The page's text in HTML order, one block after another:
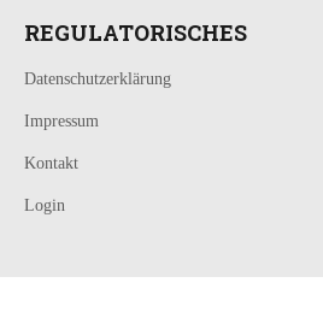
REGULATORISCHES
Datenschutzerklärung
Impressum
Kontakt
Login